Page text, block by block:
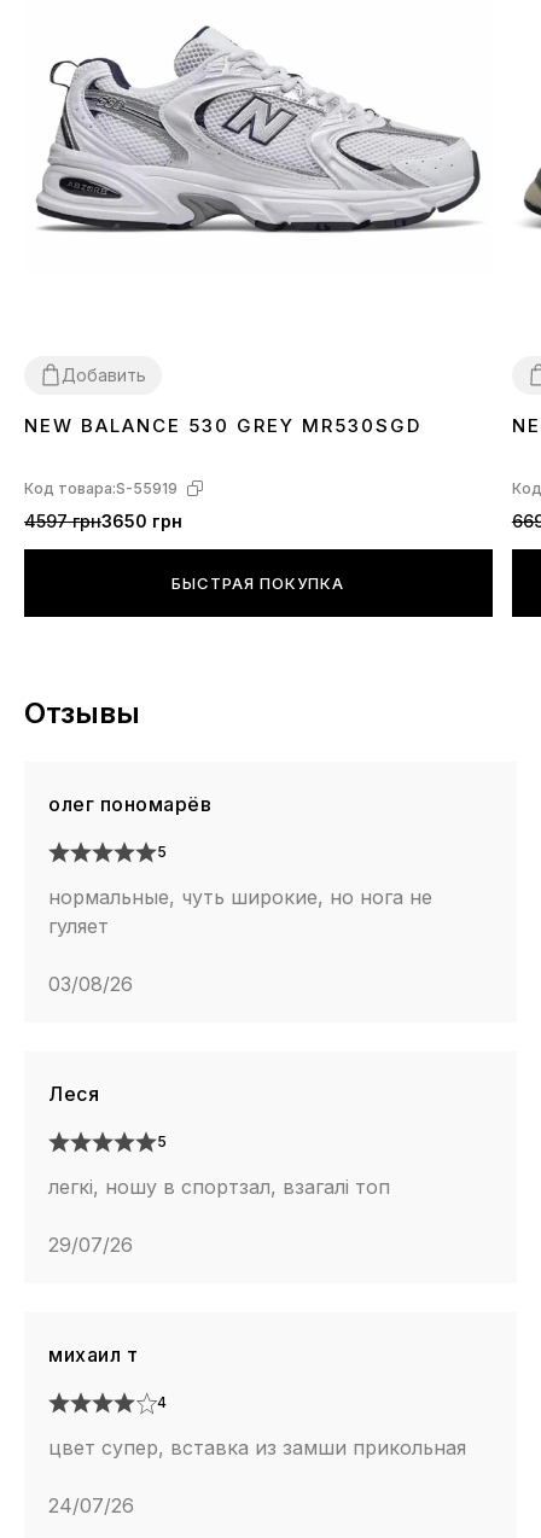
Добавить
3637 3839404142 434445
NEW BALANCE 530 GREY MR530SGD
Код товара:S-55919
4597 грн3650 грн
БЫСТРАЯ ПОКУПКА
Отзывы
олег пономарёв
5
нормальные, чуть широкие, но нога не
гуляет
03/08/26
Леся
5
легкі, ношу в спортзал, взагалі топ
29/07/26
михаил т
4
цвет супер, вставка из замши прикольная
24/07/26